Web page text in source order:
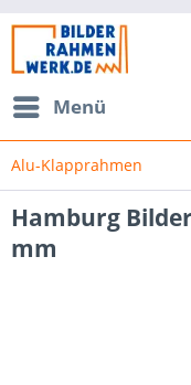
Menü
Alu-Klapprahmen
Hamburg
mm